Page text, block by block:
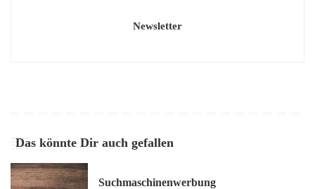
Newsletter
Das könnte Dir auch gefallen
Suchmaschinenwerbung